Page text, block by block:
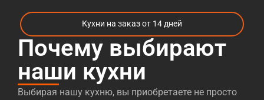
Кухни на заказ от 14 дней
Почему выбирают
наши кухни
Выбирая нашу кухню, вы приобретаете не просто